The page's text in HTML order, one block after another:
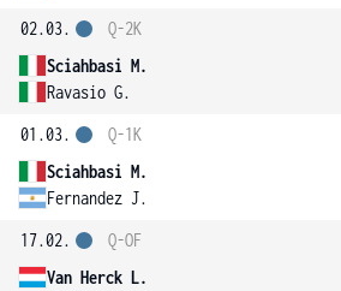
02.03.
Sciahbasi M.
Ravasio G.
Q-2K
01.03.
Sciahbasi M.
Fernandez J.
Q-1K
17.02.
Van Herck L.
Q-OF